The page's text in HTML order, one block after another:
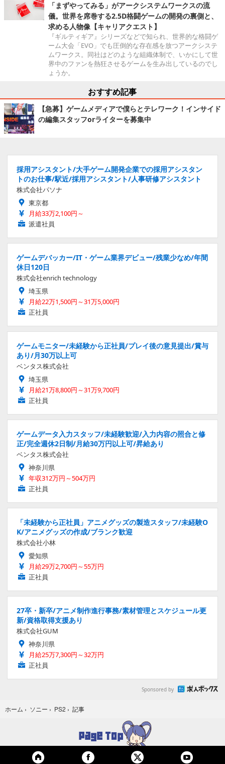
「まずやってみる」がアークシステムワークスの流
儀。世界を席巻する2.5D格闘ゲームの開発の裏側と、
求める人物像【キャリアクエスト】
『ギルティギア』シリーズなどで知られ、世界的な格闘ゲ
ーム大会「EVO」でも圧倒的な存在感を放つアークシステ
ムワークス。同社はどのような組織体制で、いかにして世
界中のファンを熱狂させるゲームを生み出しているのでし
ょうか。
おすすめ記事
【急募】ゲームメディアで僕らとテレワーク！インサイド
の編集スタッフorライターを募集中
採用アシスタント/大手ゲーム開発企業での採用アシスタン
トのお仕事/駅近/採用アシスタント/人事研修アシスタント
株式会社パソナ
東京都
月給33万2,100円～
派遣社員
ゲームデバッカー/IT・ゲーム業界デビュー/残業少なめ/年間
休日120日
株式会社enrich technology
埼玉県
月給22万1,500円～31万5,000円
正社員
ゲームモニター/未経験から正社員/プレイ後の意見提出/賞与
あり/月30万以上可
ベンタス株式会社
埼玉県
月給21万8,800円～31万9,700円
正社員
ゲームデータ入力スタッフ/未経験歓迎/入力内容の照合と修
正/完全週休2日制/月給30万円以上可/昇給あり
ベンタス株式会社
神奈川県
年収312万円～504万円
正社員
「未経験から正社員」アニメグッズの製造スタッフ/未経験O
K/アニメグッズの作成/ブランク歓迎
株式会社小林
愛知県
月給29万2,700円～55万円
正社員
27卒・新卒/アニメ制作進行事務/素材管理とスケジュール更
新/資格取得支援あり
株式会社GUM
神奈川県
月給25万7,300円～32万円
正社員
Sponsored by
ホーム › ソニー › PS2 › 記事